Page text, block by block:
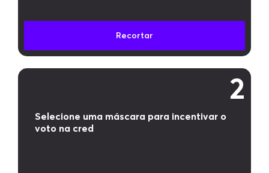
Recortar
2
Selecione uma máscara para incentivar o
voto na cred